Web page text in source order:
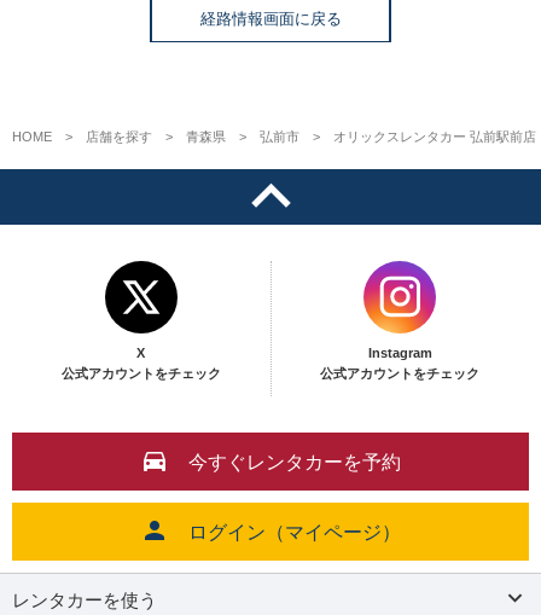
経路情報画面に戻る
HOME 店舗を探す 青森県 弘前市 オリックスレンタカー 弘前駅前店
X
公式アカウントをチェック
Instagram
公式アカウントをチェック
今すぐレンタカーを予約
ログイン（マイページ）
レンタカーを使う